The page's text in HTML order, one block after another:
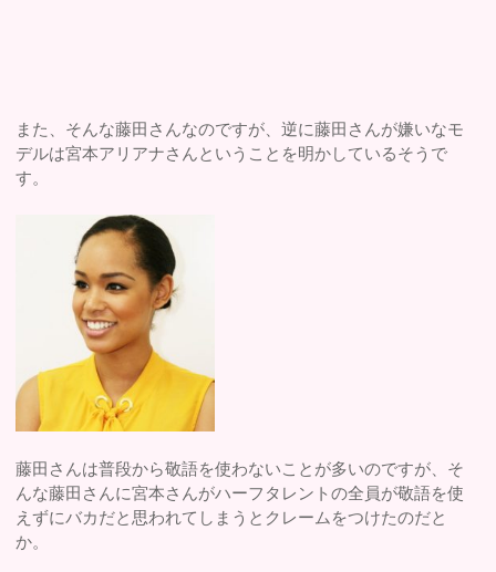
また、そんな藤田さんなのですが、逆に藤田さんが嫌いなモ
デルは宮本アリアナさんということを明かしているそうで
す。
藤田さんは普段から敬語を使わないことが多いのですが、そ
んな藤田さんに宮本さんがハーフタレントの全員が敬語を使
えずにバカだと思われてしまうとクレームをつけたのだと
か。